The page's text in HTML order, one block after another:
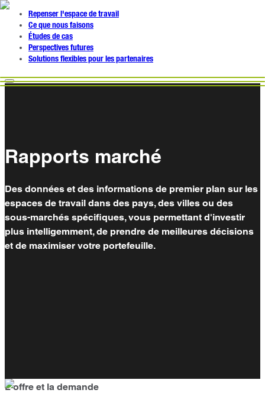
Repenser l'espace de travail
Ce que nous faisons
Études de cas
Perspectives futures
Solutions flexibles pour les partenaires
Rapports marché
Des données et des informations de premier plan sur les
espaces de travail dans des pays, des villes ou des
sous-marchés spécifiques, vous permettant d'investir
plus intelligemment, de prendre de meilleures décisions
et de maximiser votre portefeuille.
L'offre et la demande